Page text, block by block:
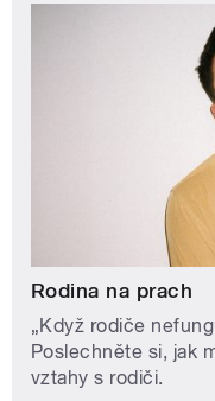
Rodina na prach
„Když rodiče
Poslechněte si, jak
vztahy s rodiči.